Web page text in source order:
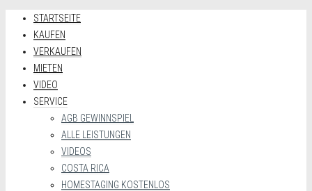
STARTSEITE
KAUFEN
VERKAUFEN
MIETEN
VIDEO
SERVICE
AGB GEWINNSPIEL
ALLE LEISTUNGEN
VIDEOS
COSTA RICA
HOMESTAGING KOSTENLOS